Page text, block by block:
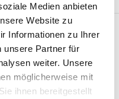
Medien anbieten
Website zu
Informationen zu Ihrer
unsere Partner für
weiter. Unsere
möglicherweise mit
ihnen bereitgestellt
war